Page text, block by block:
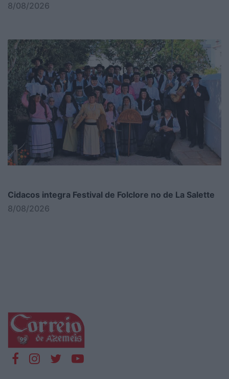
8/08/2026
Cidacos integra Festival de Folclore no de La Salette
8/08/2026